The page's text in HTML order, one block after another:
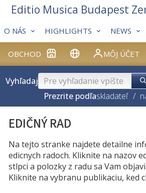
OBCHOD MÔJ ÚČET
O NÁS HIGHLIGHTS NEWS
Editio Musica Budapest
Vyhľadaj
Prezrite podľaskladateľ /
EDIČNÝ RAD
Na tejto stranke najdete detailne
edicnych radoch. Kliknite na nazov
stlpci a polozky z radu sa Vam
Kliknite na vybranu publikaciu, ked